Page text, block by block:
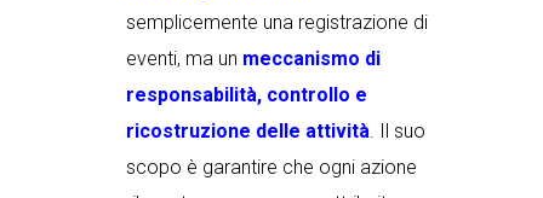
semplicemente una registrazione di
eventi, ma un meccanismo di
responsabilità, controllo e
ricostruzione delle attività. Il suo
scopo è garantire che ogni azione